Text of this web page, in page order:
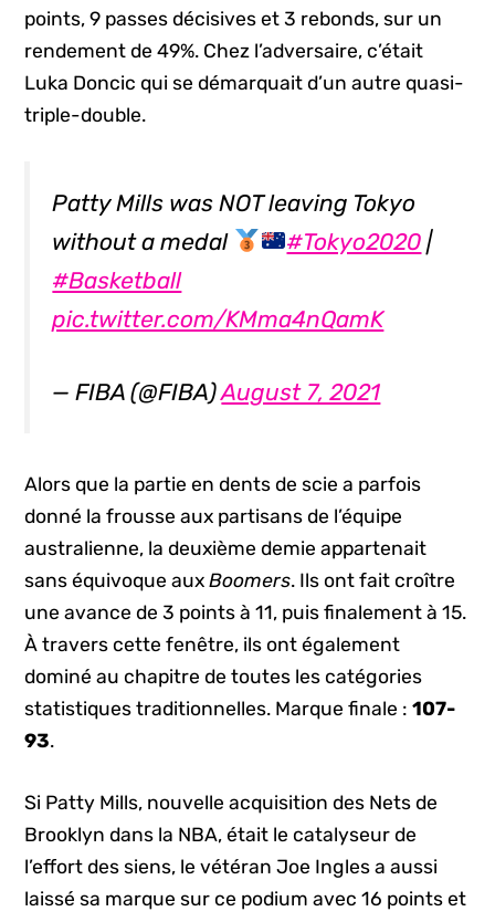
points, 9 passes décisives et 3 rebonds, sur un
rendement de 49%. Chez l’adversaire, c’était
Luka Doncic qui se démarquait d’un autre quasi-
triple-double.
Patty Mills was NOT leaving Tokyo
without a medal
#Tokyo2020 |
#Basketball
pic.twitter.com/KMma4nQamK
— FIBA (@FIBA)August 7, 2021
Alors que la partie en dents de scie a parfois
donné la frousse aux partisans de l’équipe
australienne, la deuxième demie appartenait
sans équivoque auxBoomers. Ils ont fait croître
une avance de 3 points à 11, puis finalement à 15.
À travers cette fenêtre, ils ont également
dominé au chapitre de toutes les catégories
statistiques traditionnelles. Marque finale :107-
93.
Si Patty Mills, nouvelle acquisition des Nets de
Brooklyn dans la NBA, était le catalyseur de
l’effort des siens, le vétéran Joe Ingles a aussi
laissé sa marque sur ce podium avec 16 points et